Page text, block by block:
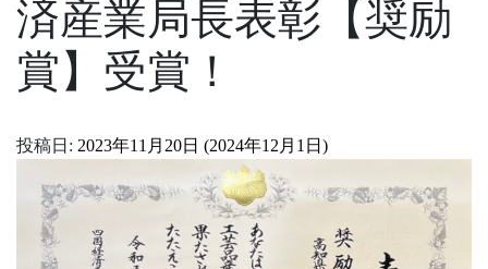
済産業局長表彰【奨励
賞】受賞！
投稿日: 2023年11月20日 (2024年12月1日)